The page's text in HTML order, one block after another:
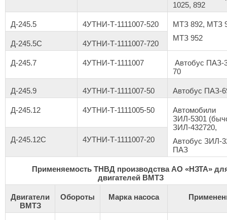
1025, 892
Д-245.5 4УТНИ-Т-1111007-520
МТЗ 892, МТЗ
МТЗ 952
Д-245.5С 4УТНИ-Т-1111007-720
Д-245.7 4УТНИ-Т-1111007
Автобус ПАЗ-
70
Д-245.9 4УТНИ-Т-1111007-50 Автобус ПАЗ-
Д-245.12 4УТНИ-Т-1111005-50
Автомобили
ЗИЛ-5301
ЗИЛ-432720,
Автобус ЗИЛ-
ПАЗ
Д-245.12С 4УТНИ-Т-1111007-20
Применяемость ТНВД производства АО «НЗТА»
двигателей ВМТЗ
Двигатели
ВМТЗ
Обороты Марка насоса